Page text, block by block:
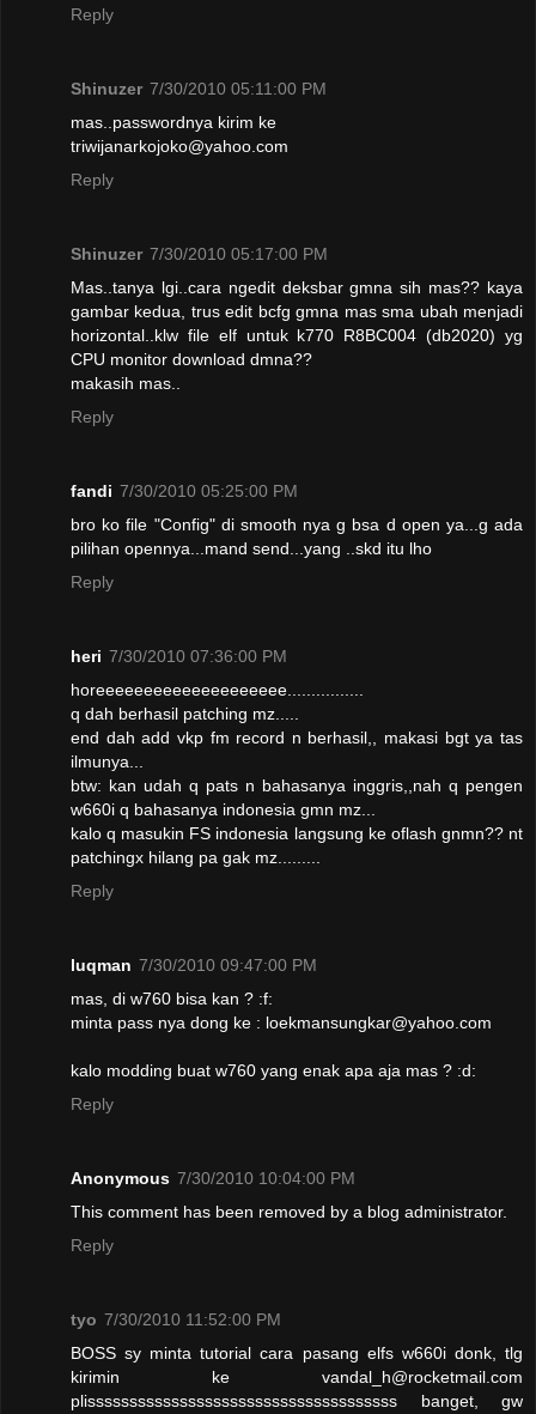
Reply
Shinuzer 7/30/2010 05:11:00 PM
mas..passwordnya kirim ke
triwijanarkojoko@yahoo.com
Reply
Shinuzer 7/30/2010 05:17:00 PM
Mas..tanya lgi..cara ngedit deksbar gmna sih mas?? kaya
gambar kedua, trus edit bcfg gmna mas sma ubah menjadi
horizontal..klw file elf untuk k770 R8BC004 (db2020) yg
CPU monitor download dmna??
makasih mas..
Reply
fandi 7/30/2010 05:25:00 PM
bro ko file "Config" di smooth nya g bsa d open ya...g ada
pilihan opennya...mand send...yang ..skd itu lho
Reply
heri 7/30/2010 07:36:00 PM
horeeeeeeeeeeeeeeeeeeee................
q dah berhasil patching mz.....
end dah add vkp fm record n berhasil,, makasi bgt ya tas
ilmunya...
btw: kan udah q pats n bahasanya inggris,,nah q pengen
w660i q bahasanya indonesia gmn mz...
kalo q masukin FS indonesia langsung ke oflash gnmn?? nt
patchingx hilang pa gak mz.........
Reply
luqman 7/30/2010 09:47:00 PM
mas, di w760 bisa kan ? :f:
minta pass nya dong ke : loekmansungkar@yahoo.com
kalo modding buat w760 yang enak apa aja mas ? :d:
Reply
Anonymous 7/30/2010 10:04:00 PM
This comment has been removed by a blog administrator.
Reply
tyo 7/30/2010 11:52:00 PM
BOSS sy minta tutorial cara pasang elfs w660i donk, tlg
kirimin ke vandal_h@rocketmail.com
plisssssssssssssssssssssssssssssssssssss banget, gw